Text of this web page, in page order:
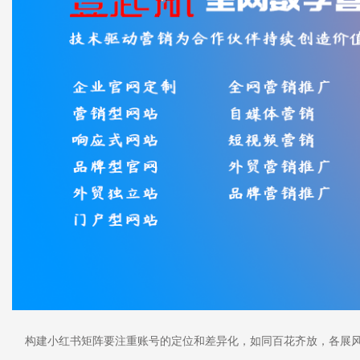
构建小红书矩阵要注重账号的定位和差异化，如同百花齐放，各展